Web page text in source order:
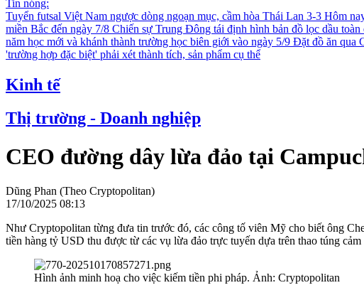
Tin nóng:
Tuyển futsal Việt Nam ngược dòng ngoạn mục, cầm hòa Thái Lan 3-3 Hôm
miền Bắc đến ngày 7/8 Chiến sự Trung Đông tái định hình bản đồ lọc dầu toàn
năm học mới và khánh thành trường học biên giới vào ngày 5/9 Đặt đồ ăn qua
'trường hợp đặc biệt' phải xét thành tích, sản phẩm cụ thể
Kinh tế
Thị trường - Doanh nghiệp
CEO đường dây lừa đảo tại
Dũng Phan (Theo Cryptopolitan)
17/10/2025 08:13
Như Cryptopolitan từng đưa tin trước đó, các công tố viên Mỹ cho biết ông
tiền hàng tỷ USD thu được từ các vụ lừa đảo trực tuyến dựa trên thao túng
Hình ảnh minh hoạ cho việc kiếm tiền phi pháp. Ảnh: Cryptopolitan